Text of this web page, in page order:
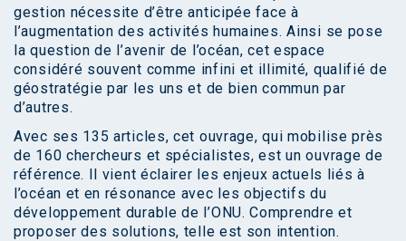
gestion nécessite d’être anticipée face à
l’augmentation des activités humaines. Ainsi se pose
la question de l’avenir de l’océan, cet espace
considéré souvent comme infini et illimité, qualifié de
géostratégie par les uns et de bien commun par
d’autres.
Avec ses 135 articles, cet ouvrage, qui mobilise près
de 160 chercheurs et spécialistes, est un ouvrage de
référence. Il vient éclairer les enjeux actuels liés à
l’océan et en résonance avec les objectifs du
développement durable de l’ONU. Comprendre et
proposer des solutions, telle est son intention.